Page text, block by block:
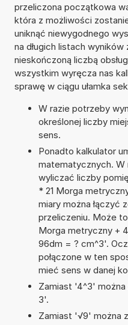
przeliczona początkowa
która z możliwości
uniknąć niewygodnego
na długich listach wyników
nieskończoną liczbą
wszystkim wyręcza nas
sprawę w ciągu ułamka
W razie potrzeby
określonej liczby
sens.
Ponadto kalkulator
matematycznych. W
wyliczać liczby
* 21 Morga
miary można łączyć
przeliczeniu. Może
Morga metryczny +
96dm = ? cm^3'.
połączone w ten
mieć sens w danej
Zamiast '4^3'
3'.
Zamiast '√9' można